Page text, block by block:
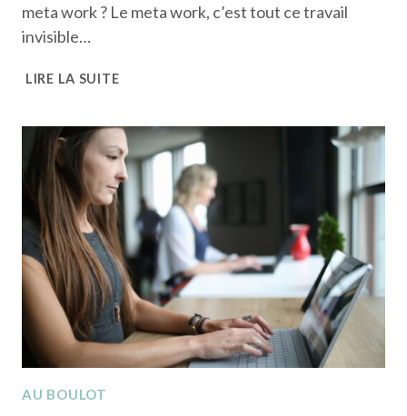
meta work ? Le meta work, c’est tout ce travail
invisible…
LIRE LA SUITEQU’EST-
LE
META
WORK
ET
COMMENT
ARRÊTER
D’Y
PERDRE
TON
TEMPS
?
AU BOULOT